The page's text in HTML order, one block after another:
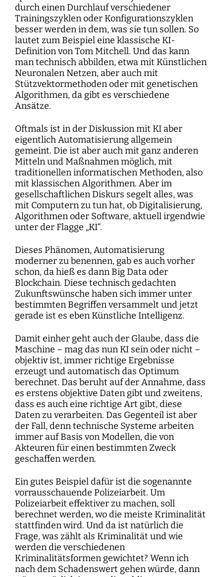
durch einen Durchlauf verschiedener
Trainingszyklen oder Konfigurationszyklen
besser werden in dem, was sie tun sollen. So
lautet zum Beispiel eine klassische KI-
Definition von Tom Mitchell. Und das kann
man technisch abbilden, etwa mit Künstlichen
Neuronalen Netzen, aber auch mit
Stützvektormethoden oder mit genetischen
Algorithmen, da gibt es verschiedene
Ansätze.
Oftmals ist in der Diskussion mit KI aber
eigentlich Automatisierung allgemein
gemeint. Die ist aber auch mit ganz anderen
Mitteln und Maßnahmen möglich, mit
traditionellen informatischen Methoden, also
mit klassischen Algorithmen. Aber im
gesellschaftlichen Diskurs segelt alles, was
mit Computern zu tun hat, ob Digitalisierung,
Algorithmen oder Software, aktuell irgendwie
unter der Flagge „KI“.
Dieses Phänomen, Automatisierung
moderner zu benennen, gab es auch vorher
schon, da hieß es dann Big Data oder
Blockchain. Diese technisch gedachten
Zukunftswünsche haben sich immer unter
bestimmten Begriffen versammelt und jetzt
gerade ist es eben Künstliche Intelligenz.
Damit einher geht auch der Glaube, dass die
Maschine – mag das nun KI sein oder nicht –
objektiv ist, immer richtige Ergebnisse
erzeugt und automatisch das Optimum
berechnet. Das beruht auf der Annahme, dass
es erstens objektive Daten gibt und zweitens,
dass es auch eine richtige Art gibt, diese
Daten zu verarbeiten. Das Gegenteil ist aber
der Fall, denn technische Systeme arbeiten
immer auf Basis von Modellen, die von
Akteuren für einen bestimmten Zweck
geschaffen werden.
Ein gutes Beispiel dafür ist die sogenannte
vorrausschauende Polizeiarbeit. Um
Polizeiarbeit effektiver zu machen, soll
berechnet werden, wo die meiste Kriminalität
stattfinden wird. Und da ist natürlich die
Frage, was zählt als Kriminalität und wie
werden die verschiedenen
Kriminalitätsformen gewichtet? Wenn ich
nach dem Schadenswert gehen würde, dann